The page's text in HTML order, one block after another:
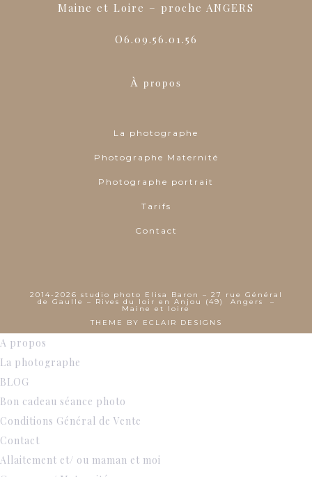
Maine et Loire – proche ANGERS
O6.09.56.01.56
À propos
La photographe
Photographe Maternité
Photographe portrait
Tarifs
Contact
2014-2026 studio photo Elisa Baron – 27 rue Général
de Gaulle – Rives du loir en Anjou (49) Angers –
Maine et loire
THEME BY
ECLAIR DESIGNS
A propos
La photographe
BLOG
Bon cadeau séance photo
Conditions Général de Vente
Contact
Allaitement et/ ou maman et moi